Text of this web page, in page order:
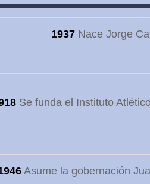
1937Nace Jorge
Se funda el Instituto
Asume la gobernación